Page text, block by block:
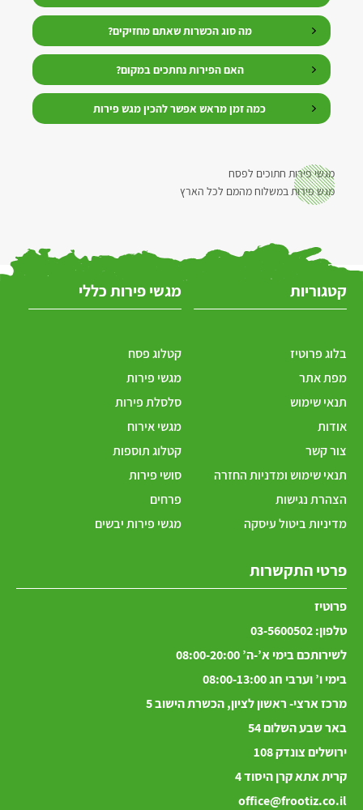
מה סוג הכשרות שאתם מחזיקים?
האם הפירות נחתכים במקום?
כמה זמן מראש אפשר להכין מגש פירות
מגשי פירות חתוכים לפסח
מגש פירות במשלוח מהמם לכל הארץ
קטגוריות
בלוג פרוטיז
מפת אתר
תנאי שימוש
אודות
צור קשר
תנאי שימוש ומדניות החזרה
הצהרת נגישות
מדיניות ביטול עיסקה
מגשי פירות כללי
קטלוג פסח
מגשי פירות
סלסלת פירות
מגשי אירוח
קטלוג תוספות
סושי פירות
פרחים
מגשי פירות יבשים
פרטי התקשרות
פרוטיז
טלפון:03-5600502
לשירותכם בימי א’-ה’ 08:00-20:00
בימי ו’ וערבי חג 08:00-13:00
מרכז ארצי- ראשון לציון, הכשרת הישוב 5
באר שבע השלום 54
ירושליםצונדק
קרית אתא קרן היסוד 4
office@frootiz.co.il